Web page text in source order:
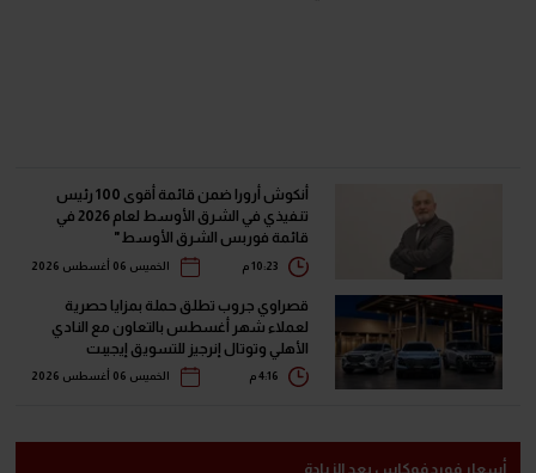
أنكوش أرورا ضمن قائمة أقوى 100 رئيس
تنفيذي في الشرق الأوسط لعام 2026 في
قائمة فوربس الشرق الأوسط"
الخميس 06 أغسطس 2026
قصراوي جروب تطلق حملة بمزايا حصرية
لعملاء شهر أغسطس بالتعاون مع النادي
الأهلي وتوتال إنرجيز للتسويق إيجيبت
الخميس 06 أغسطس 2026
أسعار فورد فوكاس بعد الزيادة